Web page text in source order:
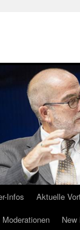
Infos Aktuelle
Moderationen New